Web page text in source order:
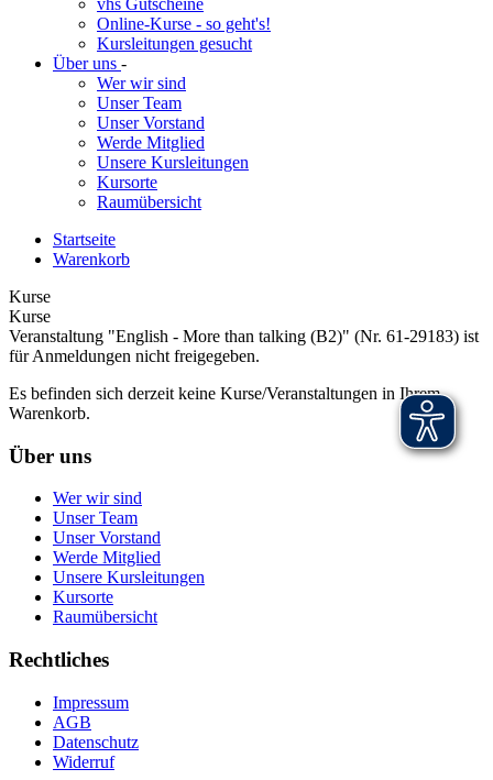
vhs Gutscheine
Online-Kurse - so geht's!
Kursleitungen gesucht
Über uns -
Wer wir sind
Unser Team
Unser Vorstand
Werde Mitglied
Unsere Kursleitungen
Kursorte
Raumübersicht
Startseite
Warenkorb
Kurse
Kurse
Veranstaltung "English - More than talking (B2)" (Nr. 61-29183) ist
für Anmeldungen nicht freigegeben.
Es befinden sich derzeit keine Kurse/Veranstaltungen in Ihrem
Warenkorb.
Über uns
Wer wir sind
Unser Team
Unser Vorstand
Werde Mitglied
Unsere Kursleitungen
Kursorte
Raumübersicht
Rechtliches
Impressum
AGB
Datenschutz
Widerruf